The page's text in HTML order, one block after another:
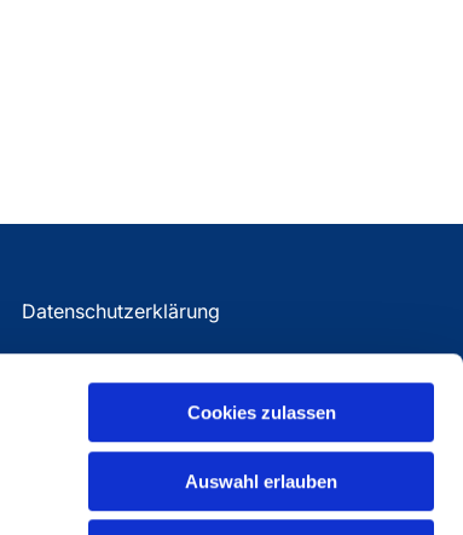
Cookies zulassen
Auswahl erlauben
Datenschutzerklärung
Impressum